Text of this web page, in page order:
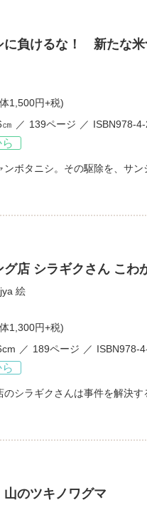
に負けるな！ 新たな
1,500円+税)
139ページ ISBN978-
ンボタニシ。その駆除を、サ
店 シラギクさん こわ
絵
1,300円+税)
189ページ ISBN978-
のシラギクさんは事件を解決
のツキノワグマ